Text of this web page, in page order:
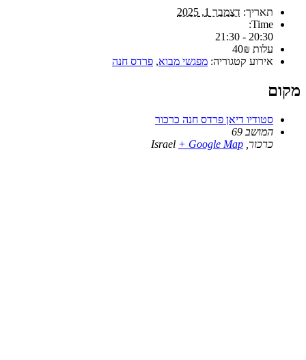
תאריך: דצמבר 1, 2025
Time:
20:30 - 21:30
עלות 40₪
אירוע קטגוריה: מפגשי מבוא, פרדס חנה
מקום
סטודיו דיאן פרדס חנה כרכור
המושב 69
כרכור
Israel + Google Map